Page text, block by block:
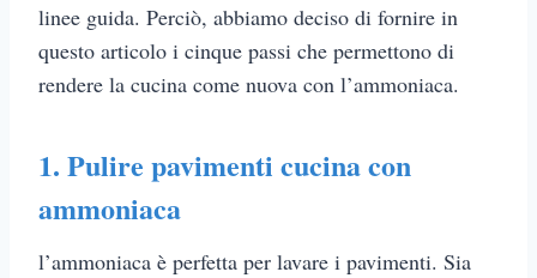
linee guida. Perciò, abbiamo deciso di fornire in
questo articolo i cinque passi che permettono di
rendere la cucina come nuova con l’ammoniaca.
1. Pulire pavimenti cucina con
ammoniaca
l’ammoniaca è perfetta per lavare i pavimenti. Sia